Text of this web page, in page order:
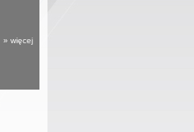
» więcej